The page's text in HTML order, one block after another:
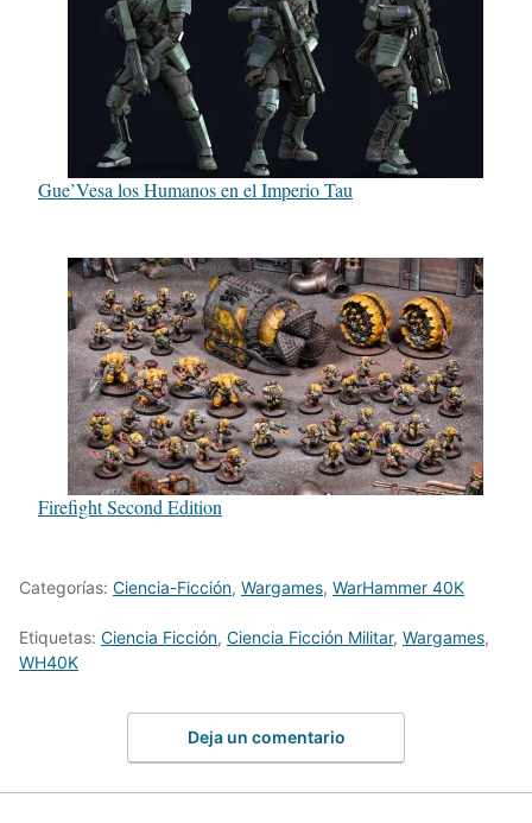
Gue’Vesa los Humanos en el Imperio Tau
Firefight Second Edition
Categorías: Ciencia-Ficción, Wargames, WarHammer 40K
Etiquetas: Ciencia Ficción, Ciencia Ficción Militar, Wargames,
WH40K
Deja un comentario